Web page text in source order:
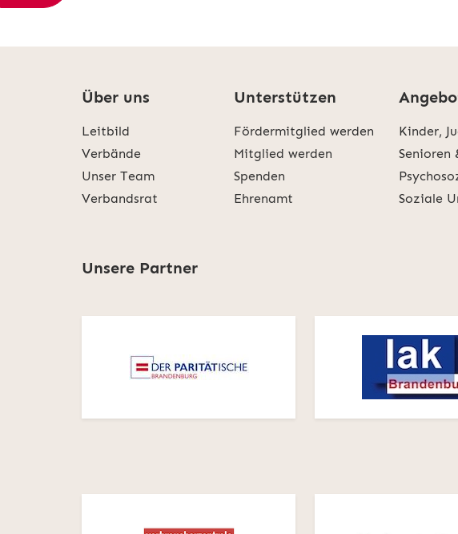
Über uns
Leitbild
Verbände
Unser Team
Verbandsrat
Unterstützen
Fördermitglied werden
Mitglied werden
Spenden
Ehrenamt
Kinder,
Senioren
Soziale
Unsere Partner